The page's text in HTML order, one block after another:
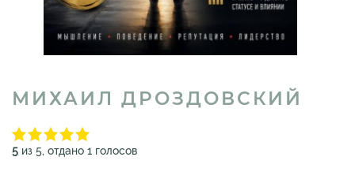
МИХАИЛ ДРОЗДОВСКИЙ
5 из 5, отдано 1 голосов